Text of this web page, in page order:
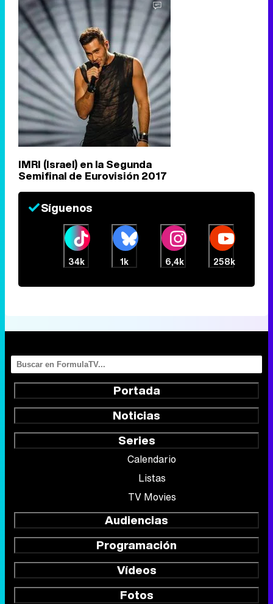
IMRI (Israel) en la Segunda
Semifinal de Eurovisión 2017
Síguenos
34k 1k 6,4k 258k
Portada
Noticias
Series
Calendario
Listas
TV Movies
Audiencias
Programación
Vídeos
Fotos